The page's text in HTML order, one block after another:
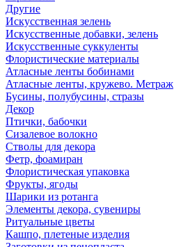
Другие
Искусственная зелень
Искусственные добавки, зелень
Искусственные суккуленты
Флористические материалы
Атласные ленты бобинами
Атласные ленты, кружево. Метраж
Бусины, полубусины, стразы
Декор
Птички, бабочки
Сизалевое волокно
Стволы для декора
Фетр, фоамиран
Флористическая упаковка
Фрукты, ягоды
Шарики из ротанга
Элементы декора, сувениры
Ритуальные цветы
Кашпо, плетеные изделия